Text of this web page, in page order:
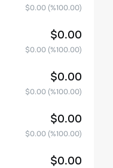
$0.00(%100.00)
$0.00
$0.00(%100.00)
$0.00
$0.00(%100.00)
$0.00
$0.00(%100.00)
$0.00